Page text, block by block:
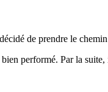
de prendre le
performé. Par la